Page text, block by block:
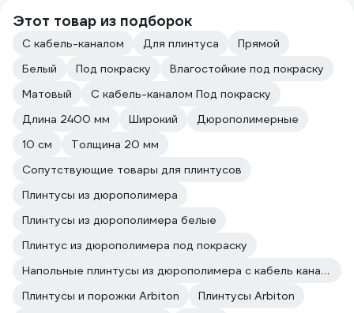
Этот товар из подборок
С кабель-каналом Для плинтуса
Прямой
Белый
Под покраску
Влагостойкие под покраску
Матовый
С кабель-каналом Под покраску
Длина 2400 мм
Широкий
Дюрополимерные
10 см
Толщина 20 мм
Сопутствующие товары для плинтусов
Плинтусы из дюрополимера
Плинтусы из дюрополимера белые
Плинтус из дюрополимера под покраску
Напольные плинтусы из дюрополимера с кабель каналом
Плинтусы и порожки Arbiton
Плинтусы Arbiton